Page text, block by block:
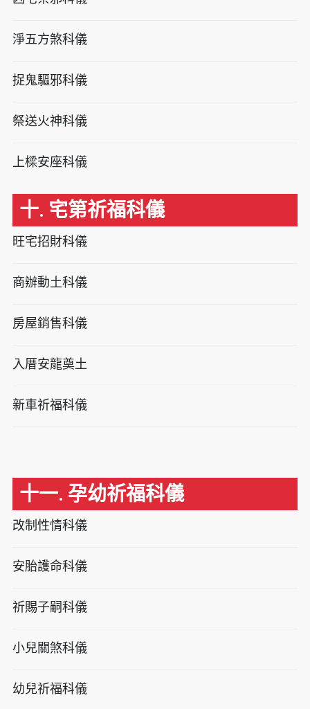
淨五方煞科儀
捉鬼驅邪科儀
祭送火神科儀
上樑安座科儀
十. 宅第祈福科儀
旺宅招財科儀
商辦動土科儀
房屋銷售科儀
入厝安龍奠土
新車祈福科儀
十一. 孕幼祈福科儀
改制性情科儀
安胎護命科儀
祈賜子嗣科儀
小兒關煞科儀
幼兒祈福科儀